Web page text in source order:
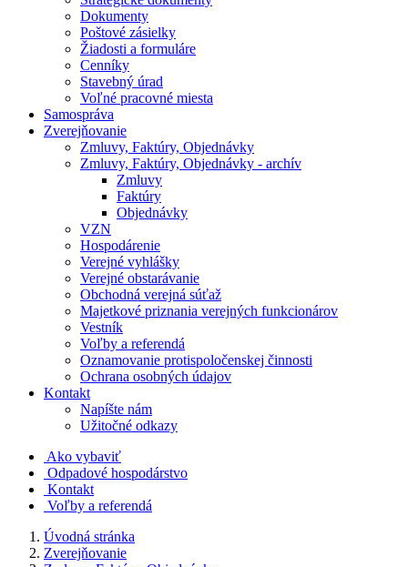
Dokumenty
Poštové zásielky
Žiadosti a formuláre
Cenníky
Stavebný úrad
Voľné pracovné miesta
Samospráva
Zverejňovanie
Zmluvy, Faktúry, Objednávky
Zmluvy, Faktúry, Objednávky - archív
Zmluvy
Faktúry
Objednávky
VZN
Hospodárenie
Verejné vyhlášky
Verejné obstarávanie
Obchodná verejná súťaž
Majetkové priznania verejných funkcionárov
Vestník
Voľby a referendá
Oznamovanie protispoločenskej činnosti
Ochrana osobných údajov
Kontakt
Napíšte nám
Užitočné odkazy
Ako vybaviť
Odpadové hospodárstvo
Kontakt
Voľby a referendá
Úvodná stránka
Zverejňovanie